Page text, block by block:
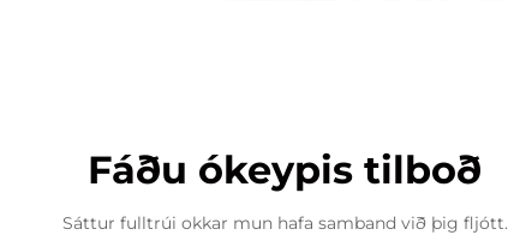
Fáðu ókeypis tilboð
Sáttur fulltrúi okkar mun hafa samband við þig fljótt.